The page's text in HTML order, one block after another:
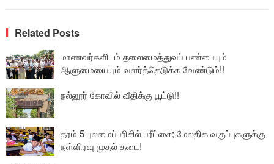
Related Posts
மாணவர்களிடம் தலைமைத்துவப் பண்பையும்
ஆளுமையையும் வளர்த்தெடுக்க வேண்டும்!!
நல்லூர் கோவில் வீதிக்கு பூட்டு!!
தரம் 5 புலமைப்பரிசில் பரீட்சை; மேலதிக வகுப்புகளுக்கு
நள்ளிரவு முதல் தடை!